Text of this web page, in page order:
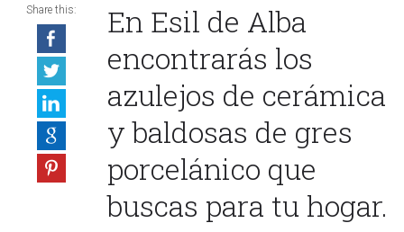
Share this:
En Esil de Alba
encontrarás los
azulejos de cerámica
y baldosas de gres
porcelánico que
buscas para tu hogar.